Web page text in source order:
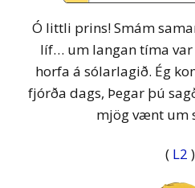
Ó littli prins! Smám
líf… um langan tíma var
horfa á sólarlagið. Ég
fjórða dags, Þegar þú
mjög vænt um
( L2 )